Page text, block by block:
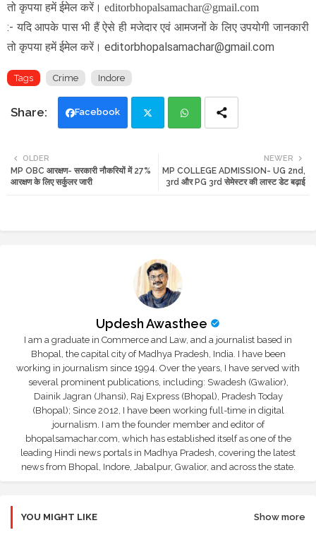
तो कृपया हमें ईमेल करें। editorbhopalsamachar@gmail.com
:- यदि आपके पास भी हैं ऐसे ही मजेदार एवं आमजनों के लिए उपयोगी जानकारी
तो कृपया हमें ईमेल करें। editorbhopalsamachar@gmail.com
Tags Crime Indore
Facebook
tte ats
NEWER
MP COLLEGE ADMISSION- UG 2nd,
3rd और PG 3rd सेमेस्टर की लास्ट डेट बढ़ाई
OLDER
MP OBC आरक्षण- सरकारी नौकरियों में 27%
आरक्षण के लिए सर्कुलर जारी
Updesh Awasthee
I am a graduate in Commerce and Law, and a journalist based in
Bhopal, the capital city of Madhya Pradesh, India. I have been
working in journalism since 1994. Over the years, I have served with
several prominent publications, including: Swadesh (Gwalior),
Dainik Jagran (Jhansi), Raj Express (Bhopal), Pradesh Today
(Bhopal); Since 2012, I have been working full-time in digital
journalism. I am the founder member and editor of
bhopalsamachar.com, which has established itself as one of the
leading Hindi news portals in Madhya Pradesh, covering the latest
news from Bhopal, Indore, Jabalpur, Gwalior, and across the state.
YOU MIGHT LIKE Show more